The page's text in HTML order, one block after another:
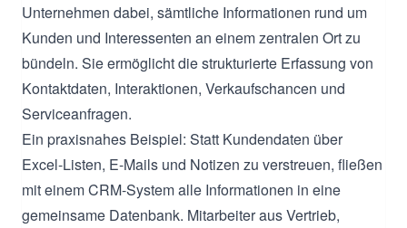
Unternehmen dabei, sämtliche Informationen rund um
Kunden und Interessenten an einem zentralen Ort zu
bündeln. Sie ermöglicht die strukturierte Erfassung von
Kontaktdaten, Interaktionen, Verkaufschancen und
Serviceanfragen.
Ein praxisnahes Beispiel: Statt Kundendaten über
Excel-Listen, E-Mails und Notizen zu verstreuen, fließen
mit einem CRM-System alle Informationen in eine
gemeinsame Datenbank. Mitarbeiter aus Vertrieb,